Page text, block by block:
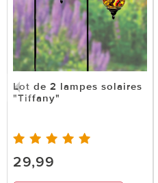
Lot de 2 lampes solaires
"Tiffany"
29,99